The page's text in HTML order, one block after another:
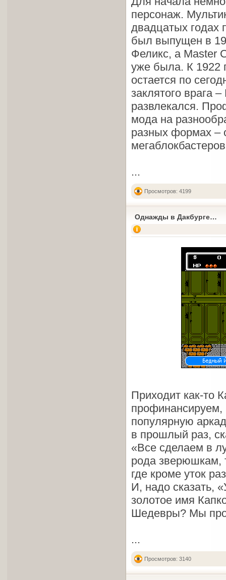
персонаж.
двадцатых годах
был выпущен в
Феликс, а Master
уже была. К 1922
остается по
заклятого врага
развлекался.
мода на
разных формах –
...
Просмотров: 4199
Однажды в Дакбурге…
Приходит как-то
профинансируем,
популярную
в прошлый раз,
«Все сделаем в
рода зверюшкам,
где кроме уток
И, надо сказать,
золотое имя
Шедевры? Мы
...
Просмотров: 3140